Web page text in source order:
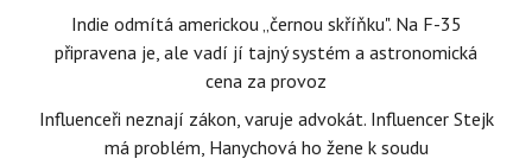
Indie odmítá americkou „černou skříňku". Na F-35
připravena je, ale vadí jí tajný systém a astronomická
cena za provoz
Influenceři neznají zákon, varuje advokát. Influencer Stejk
má problém, Hanychová ho žene k soudu